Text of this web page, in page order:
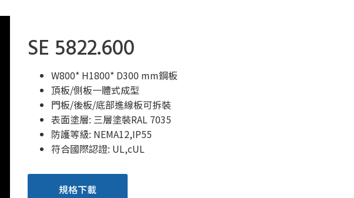
SE 5822.600
W800* H1800* D300 mm鋼板
頂板/側板一體式成型
門板/後板/底部進線板可拆裝
表面塗層: 三層塗裝RAL 7035
防護等級: NEMA12,IP55
符合國際認證: UL,cUL
規格下載